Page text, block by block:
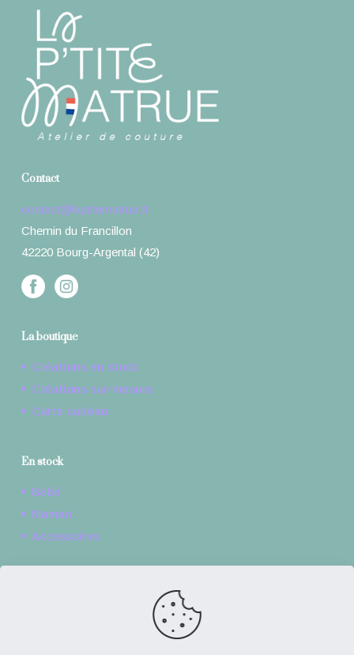
Contact
contact@laptitematrue.fr
Chemin du Francillon
42220 Bourg-Argental (42)
La boutique
Créations en stock
Créations sur-mesure
Carte cadeau
En stock
Bébé
Maman
Accessoires